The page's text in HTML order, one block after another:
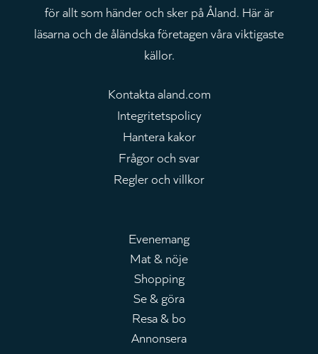
för allt som händer och sker på Åland. Här är
läsarna och de åländska företagen våra viktigaste
källor.
Kontakta aland.com
Integritetspolicy
Hantera kakor
Frågor och svar
Regler och villkor
Huvudmeny
Evenemang
Mat & nöje
Shopping
Se & göra
Resa & bo
Annonsera